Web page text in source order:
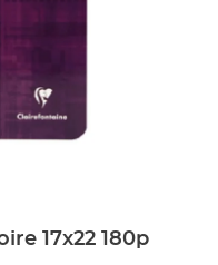
17x22 180p